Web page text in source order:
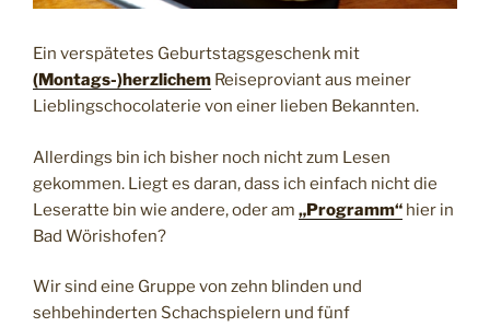
Ein verspätetes Geburtstagsgeschenk mit
(Montags-)herzlichem Reiseproviant aus meiner
Lieblingschocolaterie von einer lieben Bekannten.
Allerdings bin ich bisher noch nicht zum Lesen
gekommen. Liegt es daran, dass ich einfach nicht die
Leseratte bin wie andere, oder am „Programm“ hier in
Bad Wörishofen?
Wir sind eine Gruppe von zehn blinden und
sehbehinderten Schachspielern und fünf